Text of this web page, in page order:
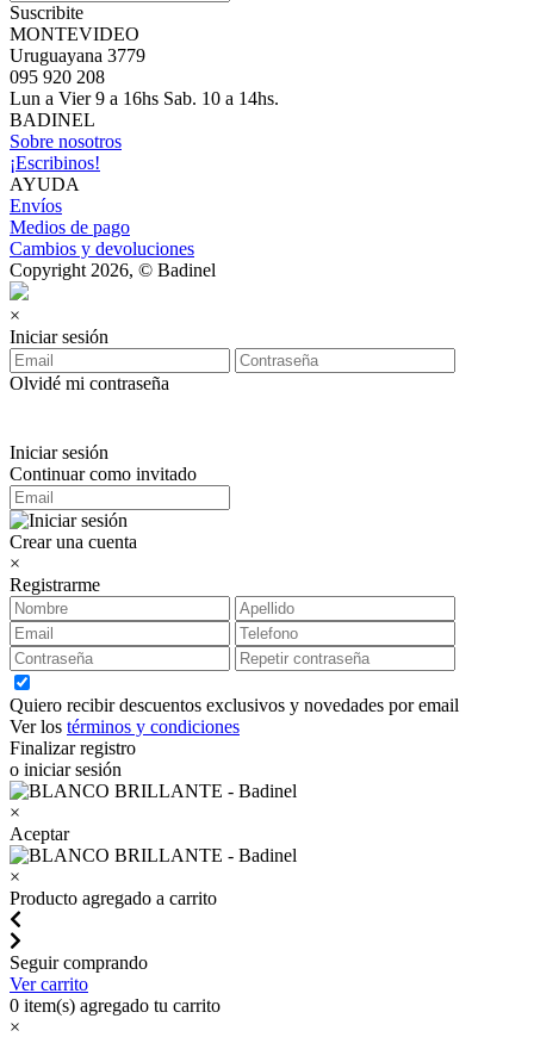
Suscribite
MONTEVIDEO
Uruguayana 3779
095 920 208
Lun a Vier 9 a 16hs Sab. 10 a 14hs.
BADINEL
Sobre nosotros
¡Escribinos!
AYUDA
Envíos
Medios de pago
Cambios y devoluciones
Copyright 2026, © Badinel
×
Iniciar sesión
Olvidé mi contraseña
Iniciar sesión
Continuar como invitado
Crear una cuenta
×
Registrarme
Quiero recibir descuentos exclusivos y novedades por email
Ver los términos y condiciones
Finalizar registro
o iniciar sesión
×
Aceptar
×
Producto agregado a carrito
Seguir comprando
Ver carrito
0 item(s) agregado tu carrito
×